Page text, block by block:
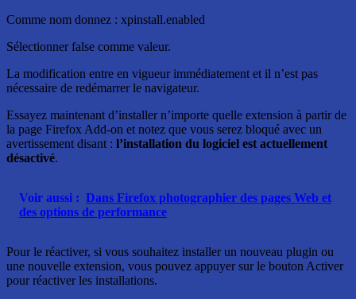
Comme nom donnez : xpinstall.enabled
Sélectionner false comme valeur.
La modification entre en vigueur immédiatement et il n’est pas
nécessaire de redémarrer le navigateur.
Essayez maintenant d’installer n’importe quelle extension à partir de
la page Firefox Add-on et notez que vous serez bloqué avec un
avertissement disant : l’installation du logiciel est actuellement
désactivé.
Voir aussi : Dans Firefox photographier des pages Web et
des options de performance
Pour le réactiver, si vous souhaitez installer un nouveau plugin ou
une nouvelle extension, vous pouvez appuyer sur le bouton Activer
pour réactiver les installations.